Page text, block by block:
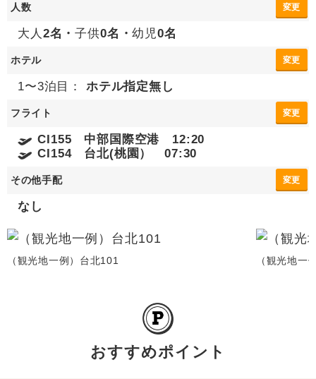
人数 変更
大人 2名・子供0名・幼児0名
ホテル 変更
1〜3泊目： ホテル指定無し
フライト 変更
CI155 中部国際空港 12:20
CI154 台北(桃園） 07:30
その他手配 変更
なし
（観光地一例）台北101 （観光地一
おすすめポイント